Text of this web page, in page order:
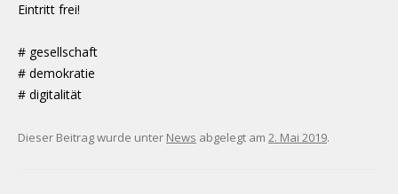
Eintritt frei!
# gesellschaft
# demokratie
# digitalität
Dieser Beitrag wurde unter News abgelegt am 2. Mai 2019.